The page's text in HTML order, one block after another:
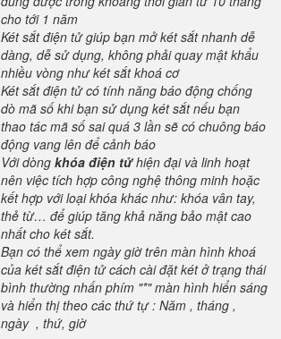
cho tới 1 năm
Két sắt điện tử giúp bạn mở két sắt nhanh dễ
dàng, dễ sử dụng, không phải quay mật khẩu
nhiều vòng như két sắt khoá cơ
Két sắt điện tử có tính năng báo động chống
dò mã số khi bạn sử dụng két sắt nếu bạn
thao tác mã số sai quá 3 lần sẽ có chuông báo
động vang lên để cảnh báo
Với dòng khóa điện tửhiện đại và linh hoạt
nên việc tích hợp công nghệ thông minh hoặc
kết hợp với loại khóa khác như: khóa vân tay,
thẻ từ… để giúp tăng khả năng bảo mật cao
nhất cho két sắt.
Bạn có thể xem ngày giờ trên màn hình khoá
của két sắt điện tử cách cài đặt két ở trạng thái
bình thường nhấn phím "*" màn hình hiển sáng
và hiển thị theo các thứ tự : Năm , tháng ,
ngày , thứ, giờ